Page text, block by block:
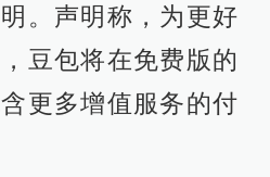
。声明称，为更好
豆包将在免费版的
更多增值服务的付